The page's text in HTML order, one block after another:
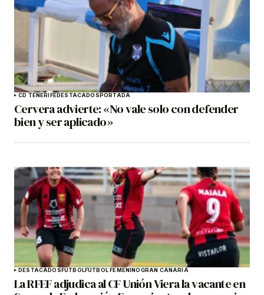
CD TENERIFEDESTACADOS PORTADA
Cervera advierte: «No vale solo con defender
bien y ser aplicado»
DESTACADOS FÚTBOLFÚTBOL FEMENINOGRAN CANARIA
La RFEF adjudica al CF Unión Viera la vacante en